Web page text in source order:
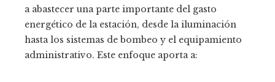
a abastecer una parte importante del gasto
energético de la estación, desde la iluminación
hasta los sistemas de bombeo y el equipamiento
administrativo. Este enfoque aporta a: